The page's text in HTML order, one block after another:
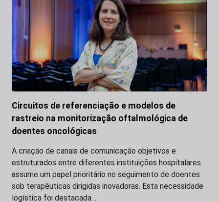
Circuitos de referenciação e modelos de
rastreio na monitorização oftalmológica de
doentes oncológicas
A criação de canais de comunicação objetivos e
estruturados entre diferentes instituições hospitalares
assume um papel prioritário no seguimento de doentes
sob terapêuticas dirigidas inovadoras. Esta necessidade
logística foi destacada…